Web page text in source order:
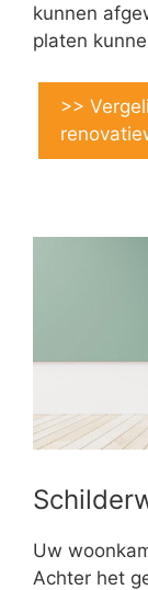
kunnen
platen
>>
Uw
Achter het